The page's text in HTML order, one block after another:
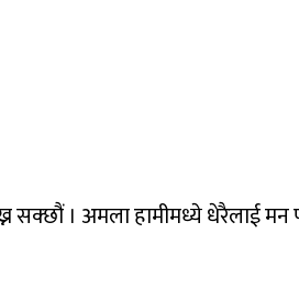
। अमला हामीमध्ये धेरैलाई मन